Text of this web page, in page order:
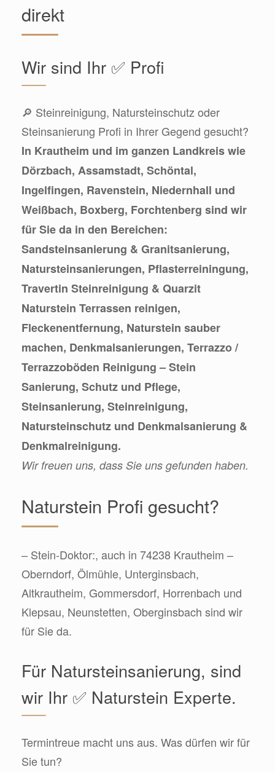
direkt
Wir sind Ihr ✅ Profi
🔎 Steinreinigung, Natursteinschutz oder
Steinsanierung Profi in Ihrer Gegend gesucht?
In Krautheim und im ganzen Landkreis wie
Dörzbach, Assamstadt, Schöntal,
Ingelfingen, Ravenstein, Niedernhall und
Weißbach, Boxberg, Forchtenberg sind wir
für Sie da in den Bereichen:
Sandsteinsanierung & Granitsanierung,
Natursteinsanierungen, Pflasterreiningung,
Travertin Steinreinigung & Quarzit
Naturstein Terrassen reinigen,
Fleckenentfernung, Naturstein sauber
machen, Denkmalsanierungen, Terrazzo /
Terrazzoböden Reinigung – Stein
Sanierung, Schutz und Pflege,
Steinsanierung, Steinreinigung,
Natursteinschutz und Denkmalsanierung &
Denkmalreinigung.
Wir freuen uns, dass Sie uns gefunden haben.
Naturstein Profi gesucht?
– Stein-Doktor:, auch in 74238 Krautheim –
Oberndorf, Ölmühle, Unterginsbach,
Altkrautheim, Gommersdorf, Horrenbach und
Klepsau, Neunstetten, Oberginsbach sind wir
für Sie da.
Für Natursteinsanierung, sind
wir Ihr ✅ Naturstein Experte.
Termintreue macht uns aus. Was dürfen wir für
Sie tun?